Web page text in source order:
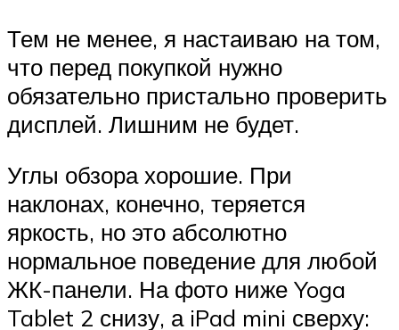
Тем не менее, я настаиваю на том,
что перед покупкой нужно
обязательно пристально проверить
дисплей. Лишним не будет.
Углы обзора хорошие. При
наклонах, конечно, теряется
яркость, но это абсолютно
нормальное поведение для любой
ЖК-панели. На фото ниже Yoga
Tablet 2 снизу, а iPad mini сверху: